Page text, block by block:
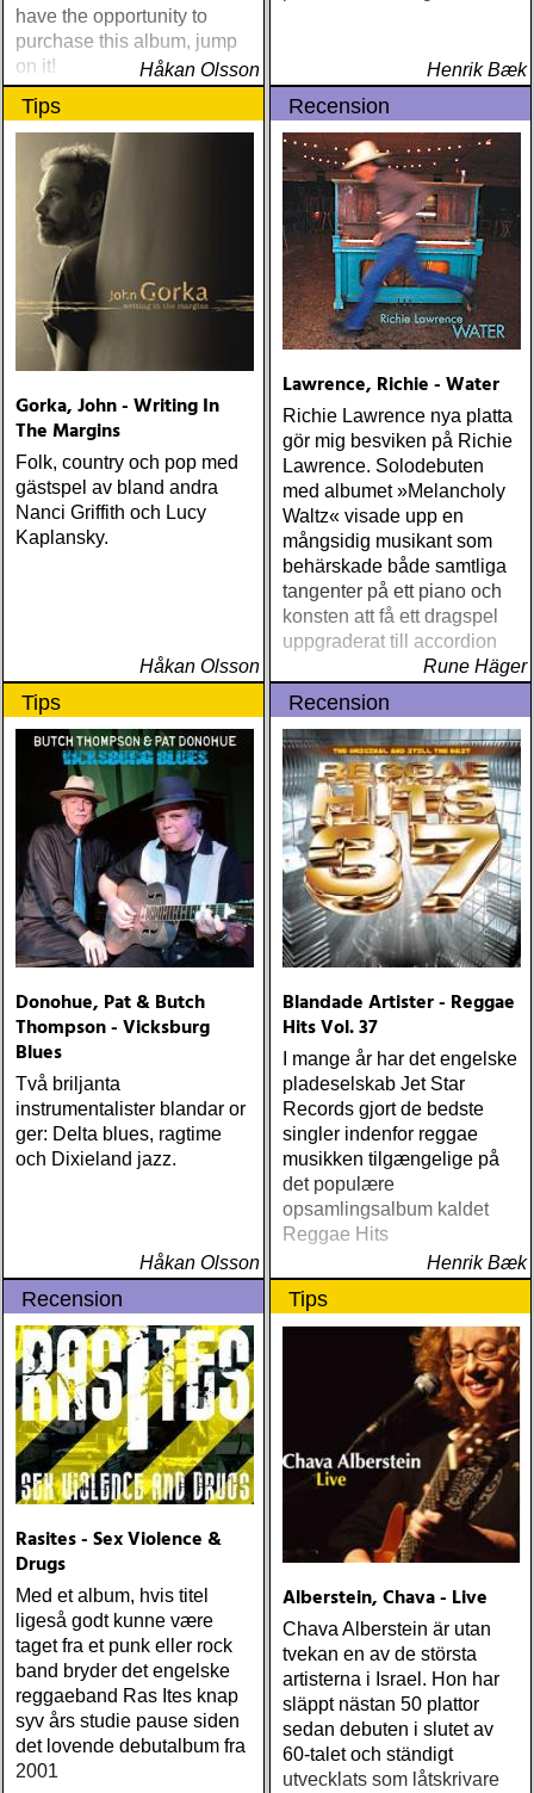
have the opportunity to
purchase this album, jump
on it!
Håkan Olsson Henrik Bæk
Tips
Gorka, John - Writing In
The Margins
Folk, country och pop med
gästspel av bland andra
Nanci Griffith och Lucy
Kaplansky.
Håkan Olsson
Recension
Lawrence, Richie - Water
Richie Lawrence nya platta
gör mig besviken på Richie
Lawrence. Solodebuten
med albumet »Melancholy
Waltz« visade upp en
mångsidig musikant som
behärskade både samtliga
tangenter på ett piano och
konsten att få ett dragspel
uppgraderat till accordion
Rune Häger
Tips
Donohue, Pat & Butch
Thompson - Vicksburg
Blues
Två briljanta
instrumentalister blandar or
ger: Delta blues, ragtime
och Dixieland jazz.
Håkan Olsson
Recension
Blandade Artister - Reggae
Hits Vol. 37
I mange år har det engelske
pladeselskab Jet Star
Records gjort de bedste
singler indenfor reggae
musikken tilgængelige på
det populære
opsamlingsalbum kaldet
Reggae Hits
Henrik Bæk
Recension
Rasites - Sex Violence &
Drugs
Med et album, hvis titel
ligeså godt kunne være
taget fra et punk eller rock
band bryder det engelske
reggaeband Ras Ites knap
syv års studie pause siden
det lovende debutalbum fra
2001
Tips
Alberstein, Chava - Live
Chava Alberstein är utan
tvekan en av de största
artisterna i Israel. Hon har
släppt nästan 50 plattor
sedan debuten i slutet av
60-talet och ständigt
utvecklats som låtskrivare